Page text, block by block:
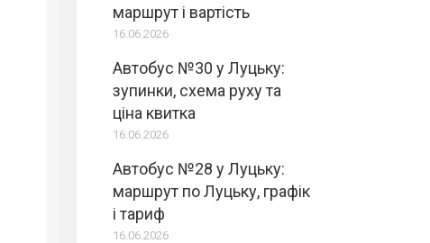
маршрут і вартість
16.06.2026
Автобус №30 у Луцьку:
зупинки, схема руху та
ціна квитка
16.06.2026
Автобус №28 у Луцьку:
маршрут по Луцьку, графік
і тариф
16.06.2026